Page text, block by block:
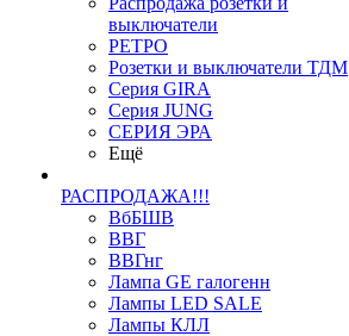
выключатели
РЕТРО
Розетки и выключатели ТДМ
Серия GIRA
Серия JUNG
СЕРИЯ ЭРА
Ещё
РАСПРОДАЖА!!!
ВбБШВ
ВВГ
ВВГнг
Лампа GE галогенн
Лампы LED SALE
Лампы КЛЛ